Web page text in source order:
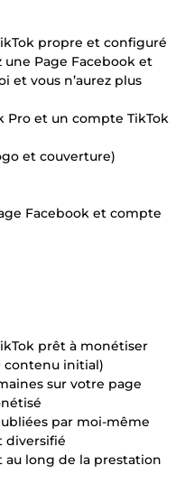
propre et configuré
une Page Facebook et
et vous n’aurez plus
Pro et un compte TikTok
et couverture)
Facebook et compte
prêt à monétiser
contenu initial)
sur votre page
par moi-même
diversifié
au long de la prestation